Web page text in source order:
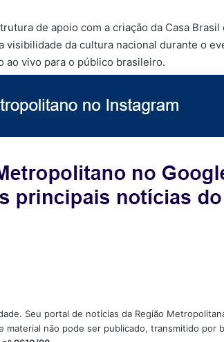
de apoio com a criação da Casa
da cultura nacional durante o
ao vivo para o público brasileiro.
Seu portal de notícias da Região
material não pode ser publicado, transmitido por